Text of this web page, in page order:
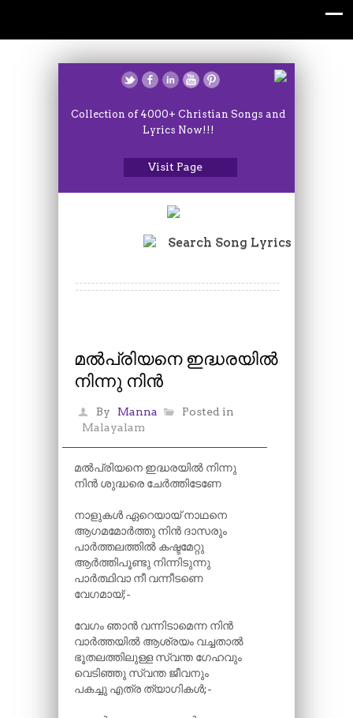
Collection of 4000+ Christian Songs and
Lyrics Now!!!
Visit Page
Search Song Lyrics
മൽപ്രിയനെ ഇദ്ധരയിൽ
നിന്നു നിൻ
By Manna
Posted in
Malayalam
മൽപ്രിയനെ ഇദ്ധരയിൽ നിന്നു
നിൻ ശുദ്ധരെ ചേർത്തിടേണേ
നാളുകൾ ഏറെയായ് നാഥനെ
ആഗമമോർത്തു നിൻ ദാസരും
പാർത്തലത്തിൽ കഷ്ടമേറ്റു
ആർത്തിപൂണ്ടു നിന്നിടുന്നു
പാർത്ഥിവാ നീ വന്നീടണെ
വേഗമായ്;-
വേഗം ഞാൻ വന്നിടാമെന്ന നിൻ
വാർത്തയിൽ ആശ്രയം വച്ചതാൽ
ഭൂതലത്തിലുള്ള സ്വന്ത ഗേഹവും
വെടിഞ്ഞു സ്വന്ത ജീവനും
പകച്ചു എത്ര ത്യാഗികൾ;-